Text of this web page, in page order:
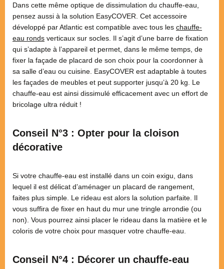
Dans cette même optique de dissimulation du chauffe-eau,
pensez aussi à la solution EasyCOVER. Cet accessoire
développé par Atlantic est compatible avec tous les chauffe-
eau ronds verticaux sur socles. Il s’agit d’une barre de fixation
qui s’adapte à l’appareil et permet, dans le même temps, de
fixer la façade de placard de son choix pour la coordonner à
sa salle d’eau ou cuisine. EasyCOVER est adaptable à toutes
les façades de meubles et peut supporter jusqu’à 20 kg. Le
chauffe-eau est ainsi dissimulé efficacement avec un effort de
bricolage ultra réduit !
Conseil N°3 : Opter pour la cloison
décorative
Si votre chauffe-eau est installé dans un coin exigu, dans
lequel il est délicat d’aménager un placard de rangement,
faites plus simple. Le rideau est alors la solution parfaite. Il
vous suffira de fixer en haut du mur une tringle arrondie (ou
non). Vous pourrez ainsi placer le rideau dans la matière et le
coloris de votre choix pour masquer votre chauffe-eau.
Conseil N°4 : Décorer un chauffe-eau